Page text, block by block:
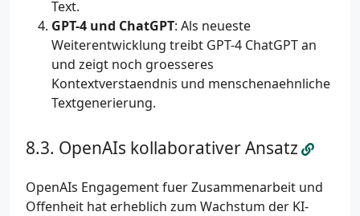
Text.
GPT-4 und ChatGPT: Als neueste
Weiterentwicklung treibt GPT-4 ChatGPT an
und zeigt noch groesseres
Kontextverstaendnis und menschenaehnliche
Textgenerierung.
OpenAIs kollaborativer Ansatz
OpenAIs Engagement fuer Zusammenarbeit und
Offenheit hat erheblich zum Wachstum der KI-